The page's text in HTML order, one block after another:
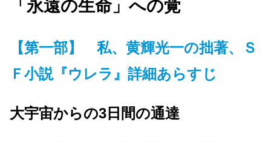
「永遠の生命」への覚
【第一部】 私、黄輝光一の拙著、Ｓ
Ｆ小説『ウレラ』詳細あらすじ
大宇宙からの3日間の通達